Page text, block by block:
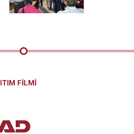
FİLMİ